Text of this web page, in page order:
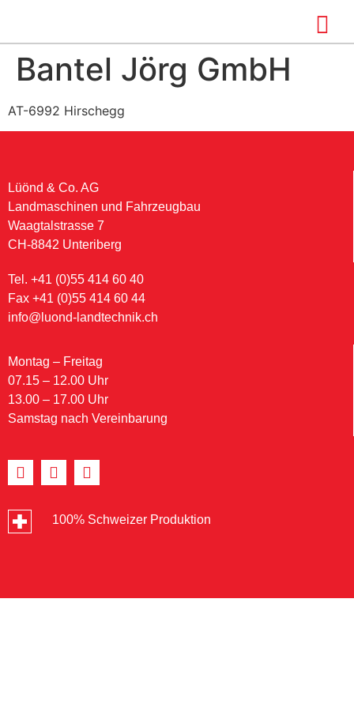
Bantel Jörg GmbH
AT-6992 Hirschegg
Lüönd & Co. AG
Landmaschinen und Fahrzeugbau
Waagtalstrasse 7
CH-8842 Unteriberg
Tel. +41 (0)55 414 60 40
Fax +41 (0)55 414 60 44
info@luond-landtechnik.ch
Montag – Freitag
07.15 – 12.00 Uhr
13.00 – 17.00 Uhr
Samstag nach Vereinbarung
100% Schweizer Produktion